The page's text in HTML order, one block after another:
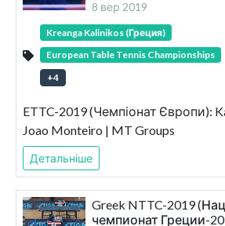
8 вер 2019
Kreanga Kalinikos (Греция)
European Table Tennis Championships
+4
ETTC-2019 (Чемпіонат Європи):
Joao Monteiro | MT Groups
Детальніше
Greek NTTC-2019
чемпионат Греции-